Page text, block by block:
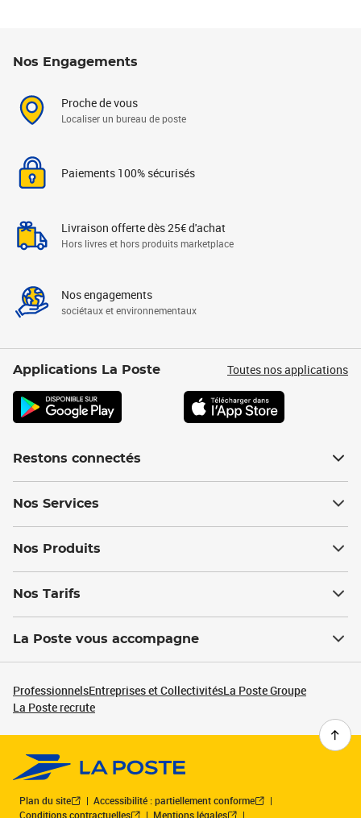
Nos Engagements
Proche de vous
Localiser un bureau de poste
Paiements 100% sécurisés
Livraison offerte dès 25€ d'achat
Hors livres et hors produits marketplace
Nos engagements
sociétaux et environnementaux
Applications La Poste Toutes nos applications
Restons connectés
Nos Services
Nos Produits
Nos Tarifs
La Poste vous accompagne
ProfessionnelsEntreprises et CollectivitésLa Poste Groupe
La Poste recrute
Plan du site
Accessibilité : partiellement conforme
Conditions contractuelles
Mentions légales